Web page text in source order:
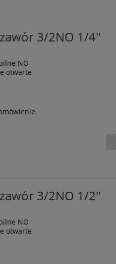
3/2NO 1/4"
NO
otwarte
3/2NO 1/2"
NO
otwarte